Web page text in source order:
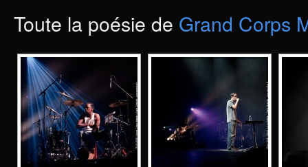
Toute la poésie de Grand Corps